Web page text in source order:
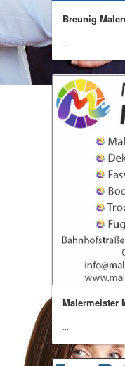
Breunig
...
Malermeister
...